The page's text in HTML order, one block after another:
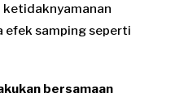
ketidaknyamanan
efek samping seperti
bersamaan